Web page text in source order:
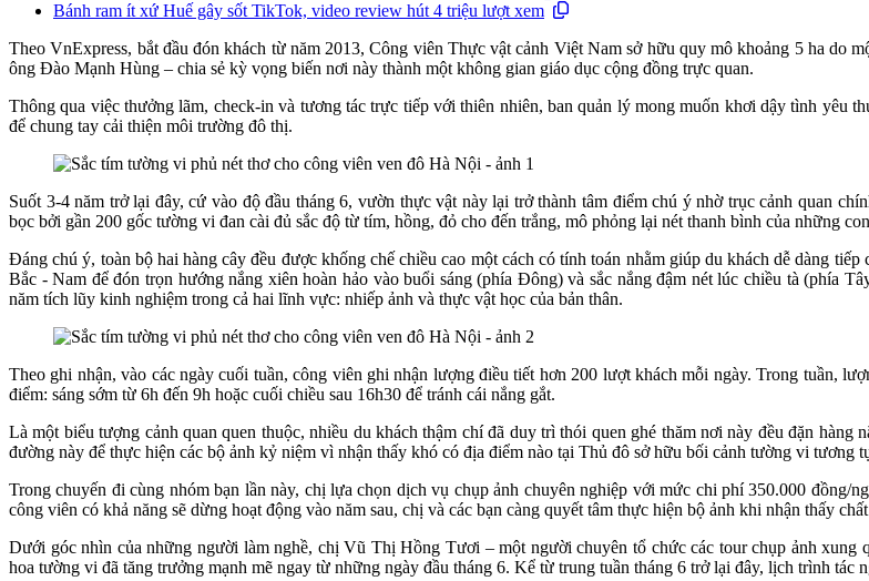
Bánh ram ít xứ Huế gây sốt TikTok, video review hút 4 triệu lượt xem
Theo VnExpress, bắt đầu đón khách từ năm 2013, Công viên Thực vật cảnh Việt Nam sở hữu quy mô khoảng 5 ha do
ông Đào Mạnh Hùng – chia sẻ kỳ vọng biến nơi này thành một không gian giáo dục cộng đồng trực quan.
Thông qua việc thưởng lãm, check-in và tương tác trực tiếp với thiên nhiên, ban quản lý mong muốn khơi dậy tình yêu
để chung tay cải thiện môi trường đô thị.
Suốt 3-4 năm trở lại đây, cứ vào độ đầu tháng 6, vườn thực vật này lại trở thành tâm điểm chú ý nhờ trục cảnh quan
bọc bởi gần 200 gốc tường vi đan cài đủ sắc độ từ tím, hồng, đỏ cho đến trắng, mô phỏng lại nét thanh bình của những
Đáng chú ý, toàn bộ hai hàng cây đều được khống chế chiều cao một cách có tính toán nhằm giúp du khách dễ dàng
Bắc - Nam để đón trọn hướng nắng xiên hoàn hảo vào buổi sáng (phía Đông) và sắc nắng đậm nét lúc chiều tà (phía
năm tích lũy kinh nghiệm trong cả hai lĩnh vực: nhiếp ảnh và thực vật học của bản thân.
Theo ghi nhận, vào các ngày cuối tuần, công viên ghi nhận lượng điều tiết hơn 200 lượt khách mỗi ngày. Trong tuần,
điểm: sáng sớm từ 6h đến 9h hoặc cuối chiều sau 16h30 để tránh cái nắng gắt.
Là một biểu tượng cảnh quan quen thuộc, nhiều du khách thậm chí đã duy trì thói quen ghé thăm nơi này đều đặn
đường này để thực hiện các bộ ảnh kỷ niệm vì nhận thấy khó có địa điểm nào tại Thủ đô sở hữu bối cảnh tường vi tương
Trong chuyến đi cùng nhóm bạn lần này, chị lựa chọn dịch vụ chụp ảnh chuyên nghiệp với mức chi phí 350.000
công viên có khả năng sẽ dừng hoạt động vào năm sau, chị và các bạn càng quyết tâm thực hiện bộ ảnh khi nhận thấy
Dưới góc nhìn của những người làm nghề, chị Vũ Thị Hồng Tươi – một người chuyên tổ chức các tour chụp ảnh
hoa tường vi đã tăng trưởng mạnh mẽ ngay từ những ngày đầu tháng 6. Kể từ trung tuần tháng 6 trở lại đây, lịch trình